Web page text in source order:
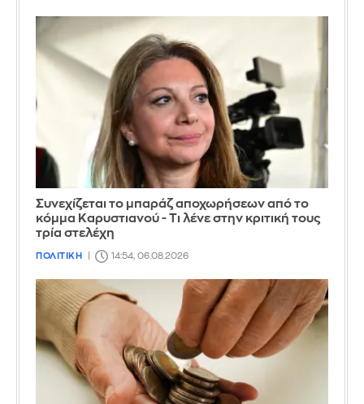
Συνεχίζεται το μπαράζ αποχωρήσεων από το
κόμμα Καρυστιανού - Τι λένε στην κριτική τους
τρία στελέχη
ΠΟΛΙΤΙΚΗ 14:54, 06.08.2026